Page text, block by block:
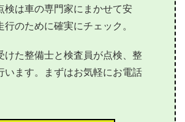
検は車の専門家にまかせて安
のために確実にチェック。
けた整備士と検査員が点検、整
います。まずはお気軽にお電話